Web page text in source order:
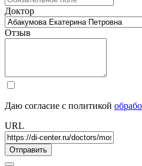
Доктор
Отзыв
Даю согласие с политикой
URL